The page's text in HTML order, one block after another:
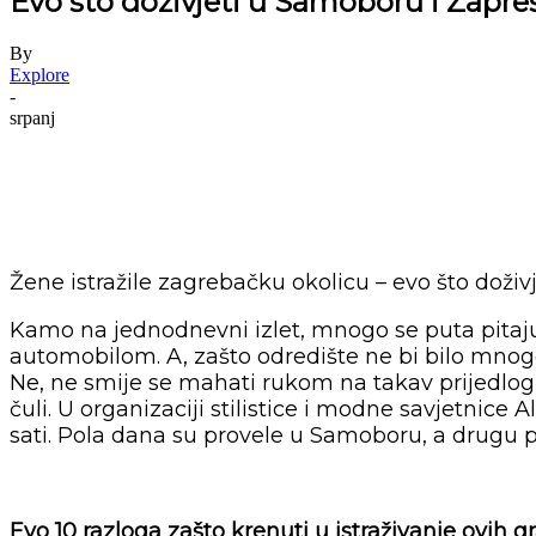
By
Explore
-
srpanj
Žene istražile zagrebačku okolicu – evo što
Kamo na jednodnevni izlet, mnogo se puta
automobilom. A, zašto odredište ne bi bilo
Ne, ne smije se mahati rukom na takav
čuli. U organizaciji stilistice i modne savjetnice
sati. Pola dana su provele u Samoboru, a